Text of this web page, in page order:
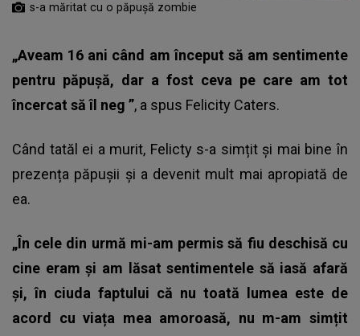
s-a măritat cu o păpușă zombie
„Aveam 16 ani când am început să am sentimente
pentru păpușă, dar a fost ceva pe care am tot
încercat să îl neg ”, a spus Felicity Caters.
Când tatăl ei a murit, Felicty s-a simțit și mai bine în
prezența păpușii și a devenit mult mai apropiată de
ea.
„În cele din urmă mi-am permis să fiu deschisă cu
cine eram și am lăsat sentimentele să iasă afară
și, în ciuda faptului că nu toată lumea este de
acord cu viața mea amoroasă, nu m-am simțit